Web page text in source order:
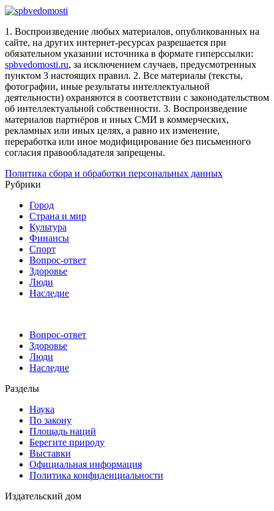
1. Воспроизведение любых материалов, опубликованных на
сайте, на других интернет-ресурсах разрешается при
обязательном указании источника в формате гиперссылки:
spbvedomosti.ru, за исключением случаев, предусмотренных
пунктом 3 настоящих правил. 2. Все материалы (тексты,
фотографии, иные результаты интеллектуальной
деятельности) охраняются в соответствии с законодательством
об интеллектуальной собственности. 3. Воспроизведение
материалов партнёров и иных СМИ в коммерческих,
рекламных или иных целях, а равно их изменение,
переработка или иное модифицирование без письменного
согласия правообладателя запрещены.
Политика сбора и обработки персональных данных
Рубрики
Город
Страна и мир
Культура
Финансы
Спорт
Вопрос-ответ
Здоровье
Люди
Наследие
Вопрос-ответ
Здоровье
Люди
Наследие
Разделы
Наука
По закону
Площадь наций
Берегите природу
Выставки
Официальная информация
Политика конфиденциальности
Издательский дом